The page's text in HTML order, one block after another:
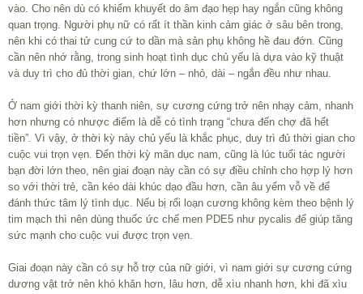
vào. Cho nên dù có khiếm khuyết do âm đạo hẹp hay ngắn cũng không
quan trọng. Người phụ nữ có rất ít thần kinh cảm giác ở sâu bên trong,
nên khi có thai tử cung cứ to dần mà sản phụ không hề đau đớn. Cũng
cần nên nhớ rằng, trong sinh hoạt tình dục chủ yếu là dựa vào kỹ thuật
và duy trì cho đủ thời gian, chứ lớn – nhỏ, dài – ngắn đều như nhau.
Ở nam giới thời kỳ thanh niên, sự cương cứng trở nên nhạy cảm, nhanh
hơn nhưng có nhược điểm là dễ có tình trạng “chưa đến chợ đã hết
tiền”. Vì vậy, ở thời kỳ này chủ yếu là khắc phục, duy trì đủ thời gian cho
cuộc vui trọn vẹn. Đến thời kỳ mãn dục nam, cũng là lúc tuổi tác người
bạn đời lớn theo, nên giai đoạn này cần có sự điều chỉnh cho hợp lý hơn
so với thời trẻ, cần kéo dài khúc dạo đầu hơn, cần âu yếm vỗ về để
đánh thức tâm lý tình dục. Nếu bị rối loạn cương không kèm theo bệnh lý
tim mạch thì nên dùng thuốc ức chế men PDE5 như pycalis để giúp tăng
sức mạnh cho cuộc vui được trọn vẹn.
Giai đoạn này cần có sự hỗ trợ của nữ giới, vì nam giới sự cương cứng
dương vật trở nên khó khăn hơn, lâu hơn, dễ xìu nhanh hơn, khi đã xìu